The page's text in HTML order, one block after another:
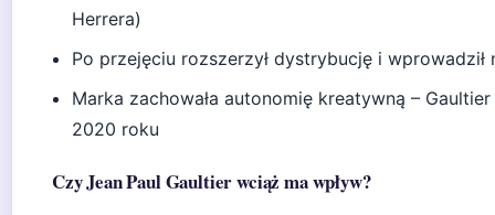
Herrera)
Po przejęciu rozszerzył dystrybucję i wprowadził
Marka zachowała autonomię kreatywną –
2020 roku
Czy Jean Paul Gaultier wciąż ma wpływ?